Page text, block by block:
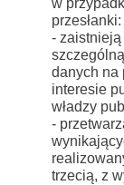
przesłanki:
-
danych na
interesie
władzy
-
trzecią, z